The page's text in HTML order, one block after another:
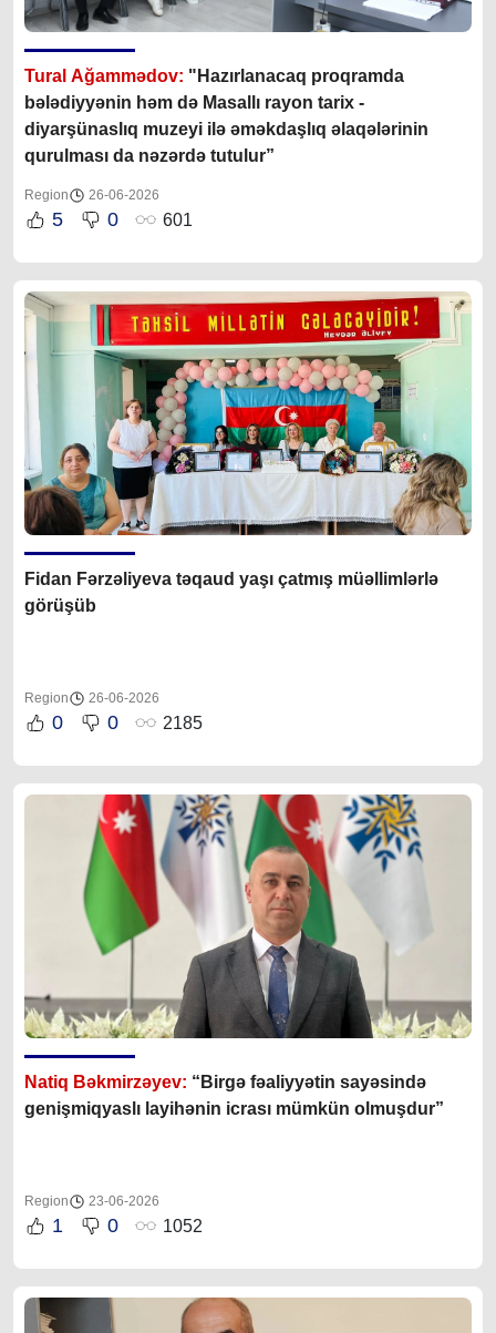
Tural Ağammədov: "Hazırlanacaq proqramda
bələdiyyənin həm də Masallı rayon tarix -
diyarşünaslıq muzeyi ilə əməkdaşlıq əlaqələrinin
qurulması da nəzərdə tutulur”
Region 26-06-2026
5 0 601
Fidan Fərzəliyeva təqaud yaşı çatmış müəllimlərlə
görüşüb
Region 26-06-2026
0 0 2185
Natiq Bəkmirzəyev: “Birgə fəaliyyətin sayəsində
genişmiqyaslı layihənin icrası mümkün olmuşdur”
Region 23-06-2026
1 0 1052